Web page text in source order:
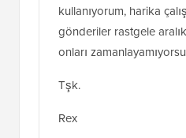
kullanıyorum, harika
gönderiler rastgele
onları
Tşk.
Rex